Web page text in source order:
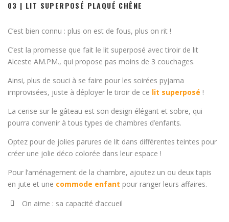
03 | LIT SUPERPOSÉ PLAQUÉ CHÊNE
C’est bien connu : plus on est de fous, plus on rit !
C’est la promesse que fait le lit superposé avec tiroir de lit
Alceste AM.PM., qui propose pas moins de 3 couchages.
Ainsi, plus de souci à se faire pour les soirées pyjama
improvisées, juste à déployer le tiroir de ce lit superposé !
La cerise sur le gâteau est son design élégant et sobre, qui
pourra convenir à tous types de chambres d’enfants.
Optez pour de jolies parures de lit dans différentes teintes pour
créer une jolie déco colorée dans leur espace !
Pour l’aménagement de la chambre, ajoutez un ou deux tapis
en jute et une commode enfant pour ranger leurs affaires.
On aime : sa capacité d’accueil